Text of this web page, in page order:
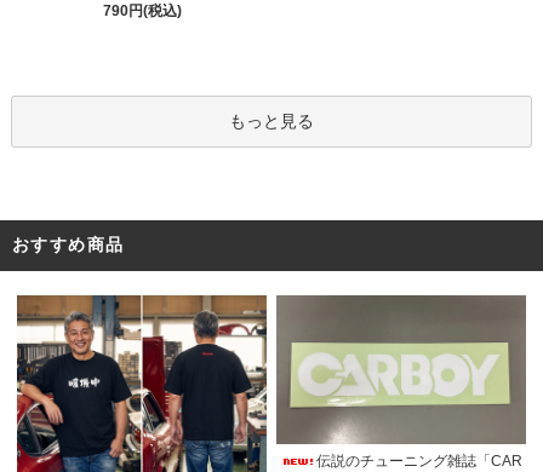
790円(税込)
もっと見る
おすすめ商品
伝説のチューニング雑誌「CAR